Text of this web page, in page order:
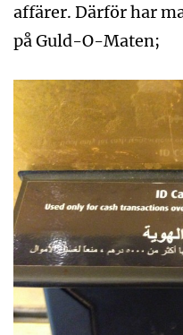
affärer. Därför har
på Guld-O-Maten;